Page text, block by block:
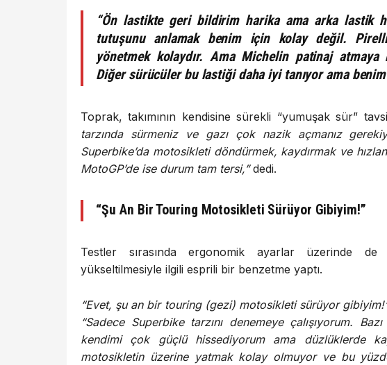
“Ön lastikte geri bildirim harika ama arka lastik
tutuşunu anlamak benim için kolay değil.
yönetmek kolaydır. Ama Michelin patinaj atmaya
Diğer sürücüler bu lastiği daha iyi tanıyor ama
Toprak, takımının kendisine sürekli “yumuşak sür”
tarzında sürmeniz ve gazı çok nazik açmanız
Superbike’da motosikleti döndürmek, kaydırmak ve
MotoGP’de ise durum tam tersi,”dedi.
“Şu An Bir Touring Motosikleti Sürüyor Gibiyim!”
Testler sırasında ergonomik ayarlar üzerinde
yükseltilmesiyle ilgili esprili bir benzetme yaptı.
“Evet, şu an bir touring (gezi) motosikleti sürüyor
“Sadece Superbike tarzını denemeye çalışıyorum.
kendimi çok güçlü hissediyorum ama düzlüklerde
motosikletin üzerine yatmak kolay olmuyor ve bu